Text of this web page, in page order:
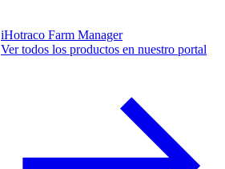
iHotraco Farm Manager
Ver todos los productos en nuestro portal